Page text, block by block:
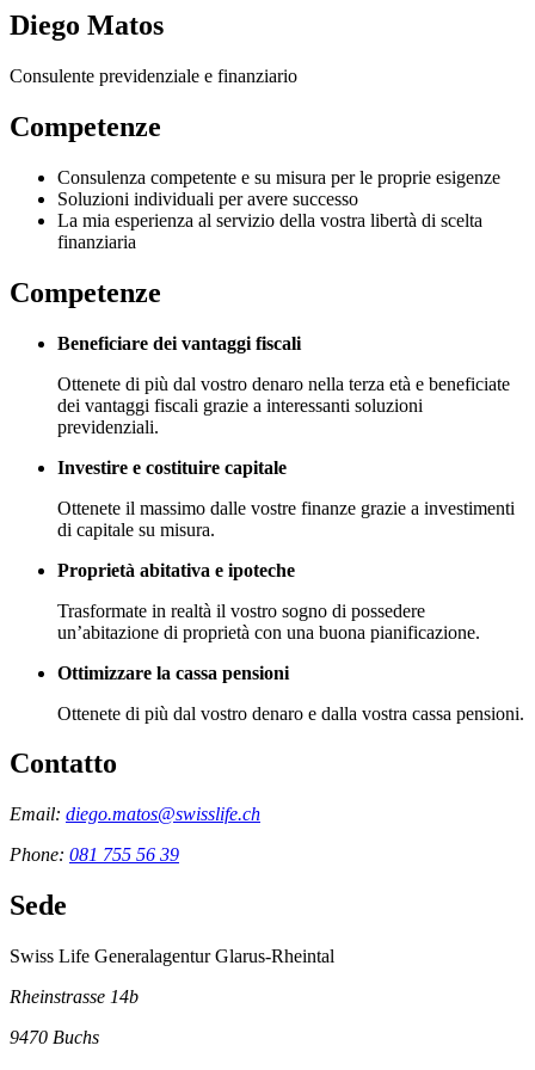
Diego Matos
Consulente previdenziale e finanziario
Competenze
Consulenza competente e su misura per le proprie esigenze
Soluzioni individuali per avere successo
La mia esperienza al servizio della vostra libertà di scelta
finanziaria
Competenze
Beneficiare dei vantaggi fiscali
Ottenete di più dal vostro denaro nella terza età e beneficiate
dei vantaggi fiscali grazie a interessanti soluzioni
previdenziali.
Investire e costituire capitale
Ottenete il massimo dalle vostre finanze grazie a investimenti
di capitale su misura.
Proprietà abitativa e ipoteche
Trasformate in realtà il vostro sogno di possedere
un’abitazione di proprietà con una buona pianificazione.
Ottimizzare la cassa pensioni
Ottenete di più dal vostro denaro e dalla vostra cassa pensioni.
Contatto
Email: diego.matos@swisslife.ch
Phone: 081 755 56 39
Sede
Swiss Life Generalagentur Glarus-Rheintal
Rheinstrasse 14b
9470 Buchs